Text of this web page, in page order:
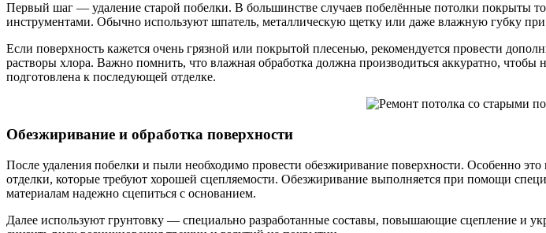
Первый шаг — удаление старой побелки. В большинстве случаев побелённые потолки покрыты
инструментами. Обычно используют шпатель, металлическую щетку или даже влажную губку
Если поверхность кажется очень грязной или покрытой плесенью, рекомендуется провести
растворы хлора. Важно помнить, что влажная обработка должна производиться аккуратно,
подготовлена к последующей отделке.
Обезжиривание и обработка поверхности
После удаления побелки и пыли необходимо провести обезжиривание поверхности. Особенно
отделки, которые требуют хорошей сцепляемости. Обезжиривание выполняется при помощи
материалам надежно сцепиться с основанием.
Далее используют грунтовку — специально разработанные составы, повышающие сцепление и